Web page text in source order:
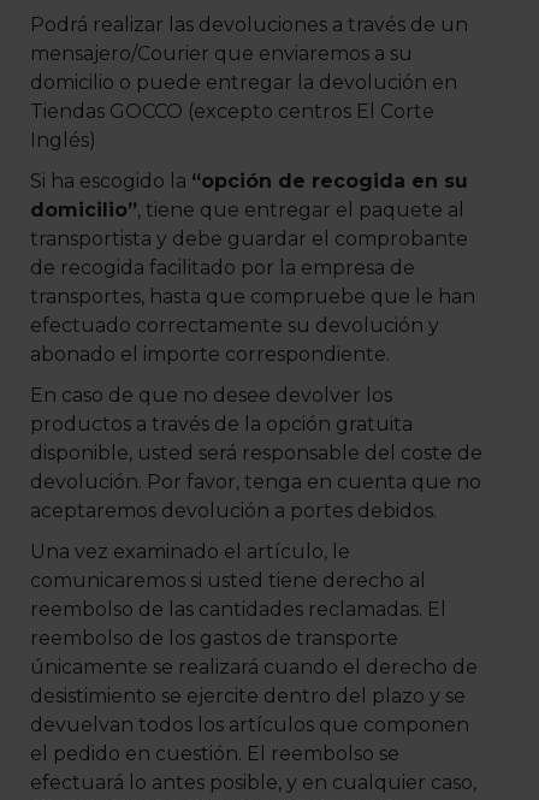
Podrá realizar las devoluciones a través de un
mensajero/Courier que enviaremos a su
domicilio o puede entregar la devolución en
Tiendas GOCCO (excepto centros El Corte
Inglés)
Si ha escogido la “opción de recogida en su
domicilio”, tiene que entregar el paquete al
transportista y debe guardar el comprobante
de recogida facilitado por la empresa de
transportes, hasta que compruebe que le han
efectuado correctamente su devolución y
abonado el importe correspondiente.
En caso de que no desee devolver los
productos a través de la opción gratuita
disponible, usted será responsable del coste de
devolución. Por favor, tenga en cuenta que no
aceptaremos devolución a portes debidos.
Una vez examinado el artículo, le
comunicaremos si usted tiene derecho al
reembolso de las cantidades reclamadas. El
reembolso de los gastos de transporte
únicamente se realizará cuando el derecho de
desistimiento se ejercite dentro del plazo y se
devuelvan todos los artículos que componen
el pedido en cuestión. El reembolso se
efectuará lo antes posible, y en cualquier caso,